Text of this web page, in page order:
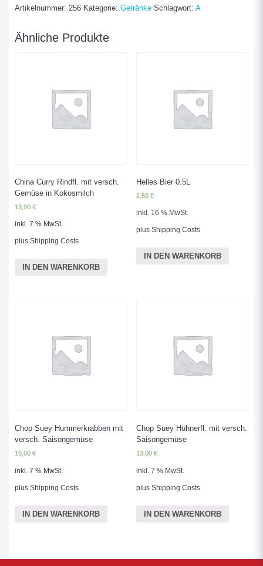
Menge
Artikelnummer: 256 Kategorie: Getränke Schlagwort: A
Ähnliche Produkte
China Curry Rindfl. mit versch.
Gemüse in Kokosmilch
13,90 €
inkl. 7 % MwSt.
plus Shipping Costs
IN DEN WARENKORB
Helles Bier 0.5L
2,50 €
inkl. 16 % MwSt.
plus Shipping Costs
IN DEN WARENKORB
Chop Suey Hummerkrabben mit
versch. Saisongemüse
16,00 €
inkl. 7 % MwSt.
plus Shipping Costs
IN DEN WARENKORB
Chop Suey Hühnerfl. mit versch.
Saisongemüse
13,00 €
inkl. 7 % MwSt.
plus Shipping Costs
IN DEN WARENKORB